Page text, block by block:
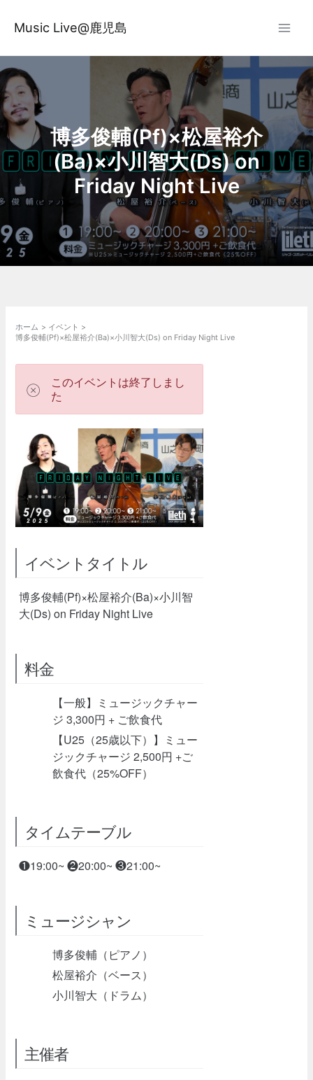
ス
キ
ッ
プ
Music Live@鹿児島
博多俊輔(Pf)×松屋裕介
(Ba)×小川智大(Ds) on
Friday Night Live
ホーム
イベント
博多俊輔(Pf)×松屋裕介(Ba)×小川智大(Ds) on Friday Night Live
このイベントは終了しまし
た
イベントタイトル
博多俊輔(Pf)×松屋裕介(Ba)×小川智
大(Ds) on Friday Night Live
料金
【一般】ミュージックチャー
ジ 3,300円 + ご飲食代
【U25（25歳以下）】ミュー
ジックチャージ 2,500円 +ご
飲食代（25%OFF）
タイムテーブル
❶19:00~ ❷20:00~ ❸21:00~
ミュージシャン
博多俊輔（ピアノ）
松屋裕介（ベース）
小川智大（ドラム）
主催者